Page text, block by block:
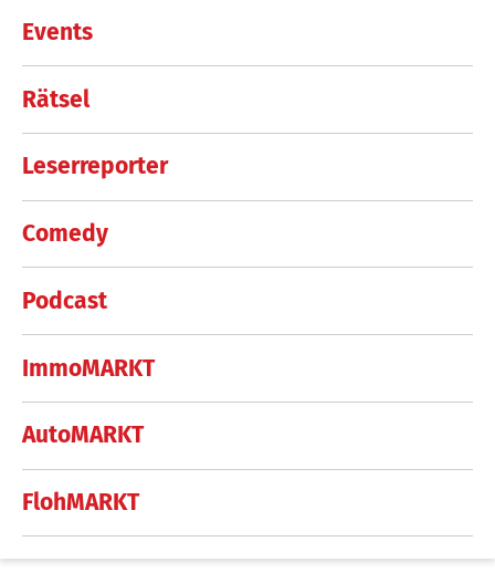
Events
Rätsel
Leserreporter
Comedy
Podcast
ImmoMARKT
AutoMARKT
FlohMARKT